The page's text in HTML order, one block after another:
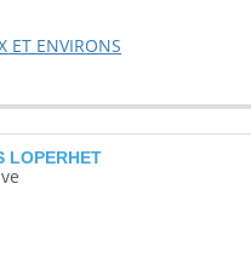
ET ENVIRONS
LOPERHET